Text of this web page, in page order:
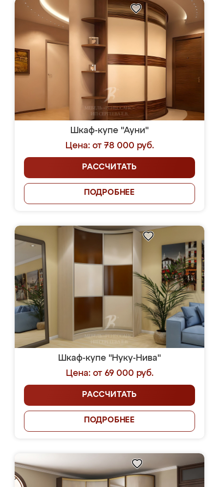
Шкаф-купе "Ауни"
Цена: от 78 000 руб.
РАССЧИТАТЬ
ПОДРОБНЕЕ
Шкаф-купе "Нуку-Нива"
Цена: от 69 000 руб.
РАССЧИТАТЬ
ПОДРОБНЕЕ